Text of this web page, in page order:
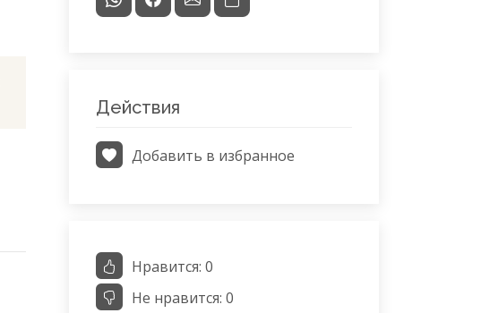
Действия
Добавить в избранное
Нравится: 0
Не нравится: 0